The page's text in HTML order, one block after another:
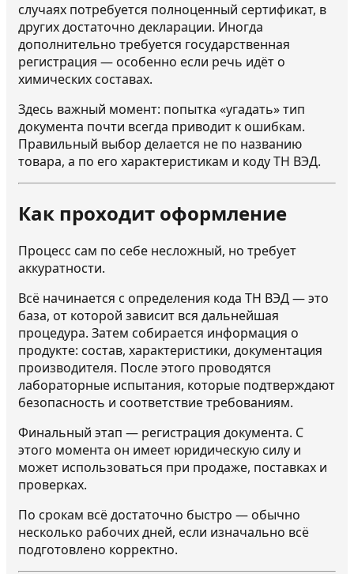
случаях потребуется полноценный сертификат, в
других достаточно декларации. Иногда
дополнительно требуется государственная
регистрация — особенно если речь идёт о
химических составах.
Здесь важный момент: попытка «угадать» тип
документа почти всегда приводит к ошибкам.
Правильный выбор делается не по названию
товара, а по его характеристикам и коду ТН ВЭД.
Как проходит оформление
Процесс сам по себе несложный, но требует
аккуратности.
Всё начинается с определения кода ТН ВЭД — это
база, от которой зависит вся дальнейшая
процедура. Затем собирается информация о
продукте: состав, характеристики, документация
производителя. После этого проводятся
лабораторные испытания, которые подтверждают
безопасность и соответствие требованиям.
Финальный этап — регистрация документа. С
этого момента он имеет юридическую силу и
может использоваться при продаже, поставках и
проверках.
По срокам всё достаточно быстро — обычно
несколько рабочих дней, если изначально всё
подготовлено корректно.